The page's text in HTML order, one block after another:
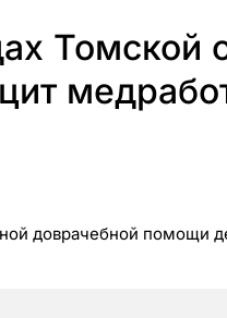
Томской
доврачебной помощи